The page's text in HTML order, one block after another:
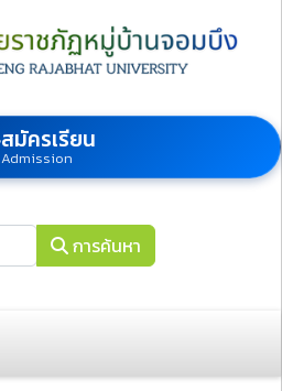
สมัครเรียน
Admission
การค้นหา